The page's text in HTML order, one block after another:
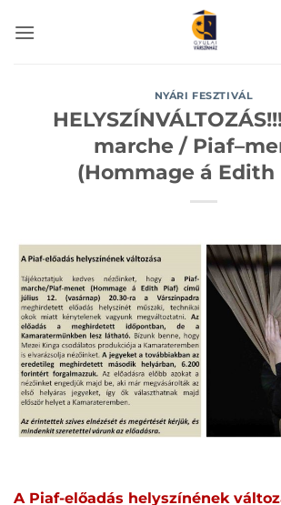
NYÁRI FESZTIVÁL
marche /
(Hommage á Edith
A Piaf-előadás helyszínének